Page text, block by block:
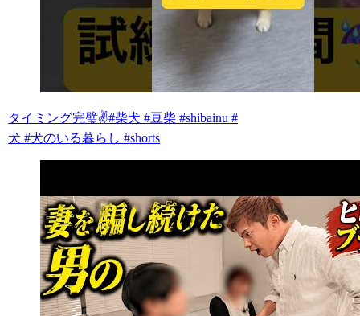
タイミング完璧✌️#柴犬 #豆柴 #shibainu #
犬 #犬のいる暮らし #shorts